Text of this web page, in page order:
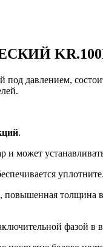
давлением,
.
и может
повышенная
фазой